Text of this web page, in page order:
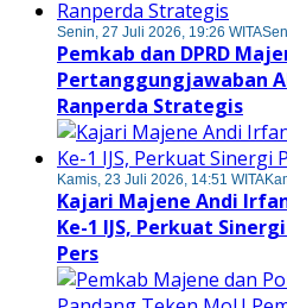
Senin, 27 Juli 2026, 19:26 WITA
Pemkab dan DPRD
Pertanggungjawaban
Ranperda Strategis
Kamis, 23 Juli 2026, 14:51 WITA
Kajari Majene Andi
Ke-1 IJS, Perkuat
Pers